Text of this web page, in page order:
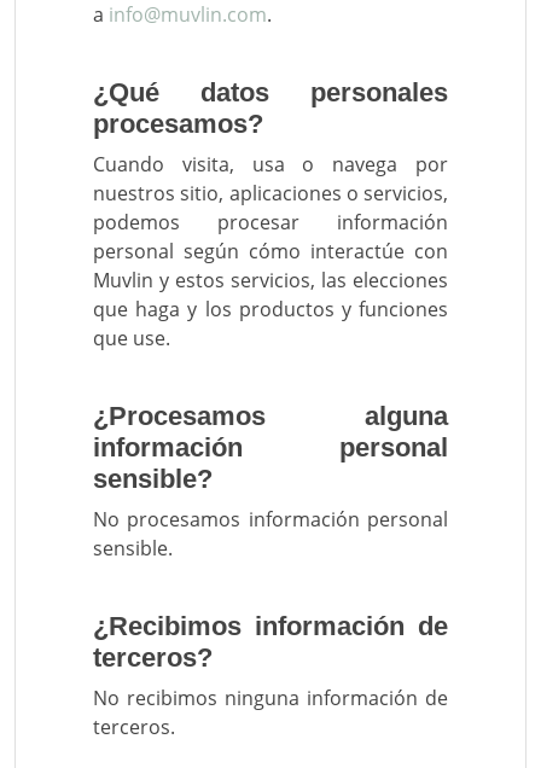
a info@muvlin.com.
¿Qué datos personales
procesamos?
Cuando visita, usa o navega por
nuestros sitio, aplicaciones o servicios,
podemos procesar información
personal según cómo interactúe con
Muvlin y estos servicios, las elecciones
que haga y los productos y funciones
que use.
¿Procesamos alguna
información personal
sensible?
No procesamos información personal
sensible.
¿Recibimos información de
terceros?
No recibimos ninguna información de
terceros.